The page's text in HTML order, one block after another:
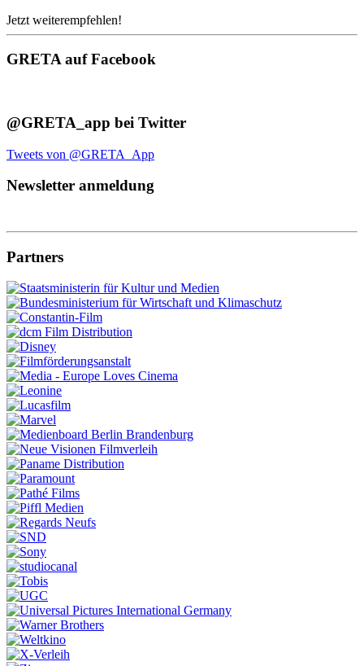
Jetzt weiterempfehlen!
GRETA auf Facebook
@GRETA_app bei Twitter
Tweets von @GRETA_App
Newsletter anmeldung
Partners